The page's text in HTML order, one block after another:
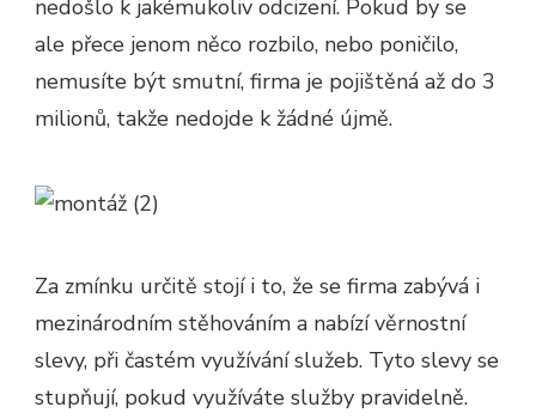
nedošlo k jakémukoliv odcizení. Pokud by se
ale přece jenom něco rozbilo, nebo poničilo,
nemusíte být smutní, firma je pojištěná až do 3
milionů, takže nedojde k žádné újmě.
Za zmínku určitě stojí i to, že se firma zabývá i
mezinárodním stěhováním a nabízí věrnostní
slevy, při častém využívání služeb. Tyto slevy se
stupňují, pokud využíváte služby pravidelně.